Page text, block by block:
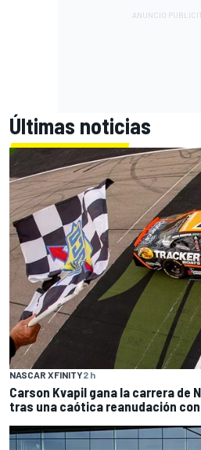
Últimas noticias
NASCAR XFINITY2 h
Carson Kvapil gana la carrera de
tras una caótica reanudación